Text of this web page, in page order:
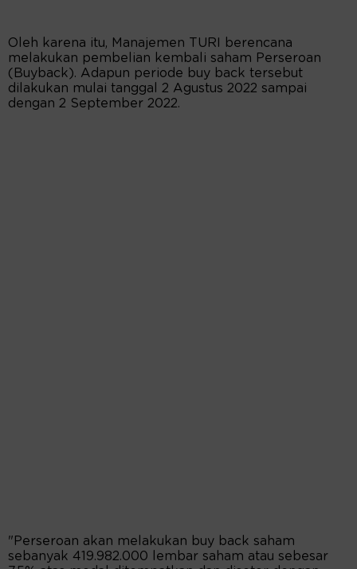
Oleh karena itu, Manajemen TURI berencana
melakukan pembelian kembali saham Perseroan
(Buyback). Adapun periode buy back tersebut
dilakukan mulai tanggal 2 Agustus 2022 sampai
dengan 2 September 2022.
"Perseroan akan melakukan buy back saham
sebanyak 419.982.000 lembar saham atau sebesar